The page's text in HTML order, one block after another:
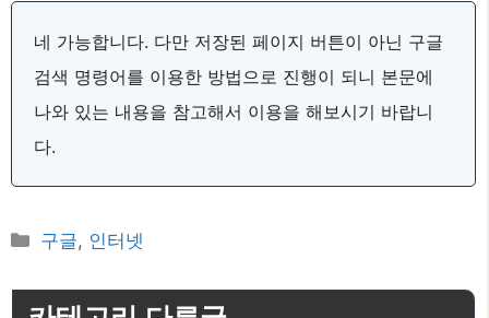
네 가능합니다. 다만 저장된 페이지 버튼이 아닌 구글
검색 명령어를 이용한 방법으로 진행이 되니 본문에
나와 있는 내용을 참고해서 이용을 해보시기 바랍니
다.
카
고
구글, 인터넷